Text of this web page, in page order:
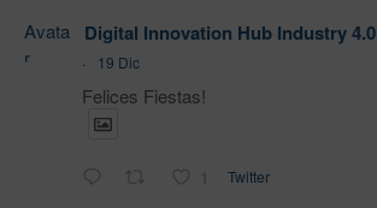
Avata
r
Digital Innovation Hub Industry 4.0
·
19 Dic
Felices Fiestas!
1 Twitter